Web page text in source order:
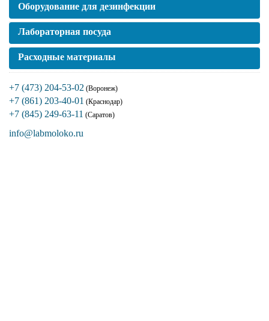
Оборудование для дезинфекции
Лабораторная посуда
Расходные материалы
+7 (473) 204-53-02 (Воронеж)
+7 (861) 203-40-01 (Краснодар)
+7 (845) 249-63-11 (Саратов)
info@labmoloko.ru